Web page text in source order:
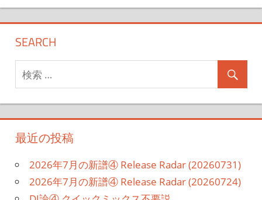
SEARCH
最近の投稿
2026年7月の新譜④ Release Radar (20260731)
2026年7月の新譜④ Release Radar (20260724)